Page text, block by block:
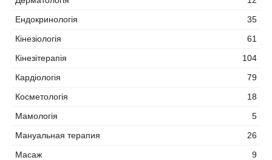
Ендокринологія
35
Кінезіологія
61
Кінезітерапія
104
Кардіологія
79
Косметологія
18
Мамологія
5
Мануальная терапия
26
Масаж
9